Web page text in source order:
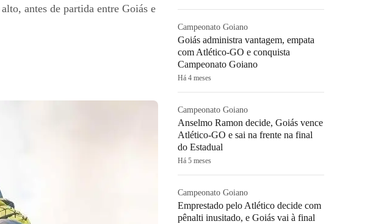
antes de partida entre Goiás e
Campeonato Goiano
Goiás administra vantagem, empata
com Atlético-GO e conquista
Campeonato Goiano
Há 4 meses
Campeonato Goiano
Anselmo Ramon decide, Goiás vence
Atlético-GO e sai na frente na final
do Estadual
Há 5 meses
Campeonato Goiano
Emprestado pelo Atlético decide com
pênalti inusitado, e Goiás vai à final